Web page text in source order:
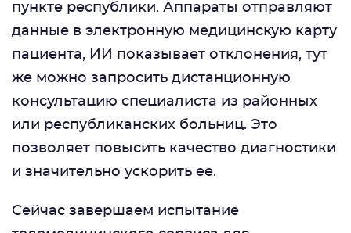
пункте республики. Аппараты отправляют
данные в электронную медицинскую карту
пациента, ИИ показывает отклонения, тут
же можно запросить дистанционную
консультацию специалиста из районных
или республиканских больниц. Это
позволяет повысить качество диагностики
и значительно ускорить ее.
Сейчас завершаем испытание